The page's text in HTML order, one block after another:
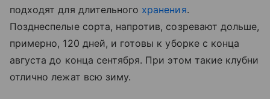
подходят для длительного хранения.
Позднеспелые сорта, напротив, созревают дольше,
примерно, 120 дней, и готовы к уборке с конца
августа до конца сентября. При этом такие клубни
отлично лежат всю зиму.